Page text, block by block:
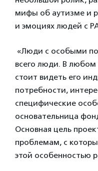
мифы об аутизме и
и эмоциях людей с
«Люди с особыми
всего люди. В любом
стоит видеть его
потребности,
специфические
основательница
Основная цель
проблемам, с
этой особенностью